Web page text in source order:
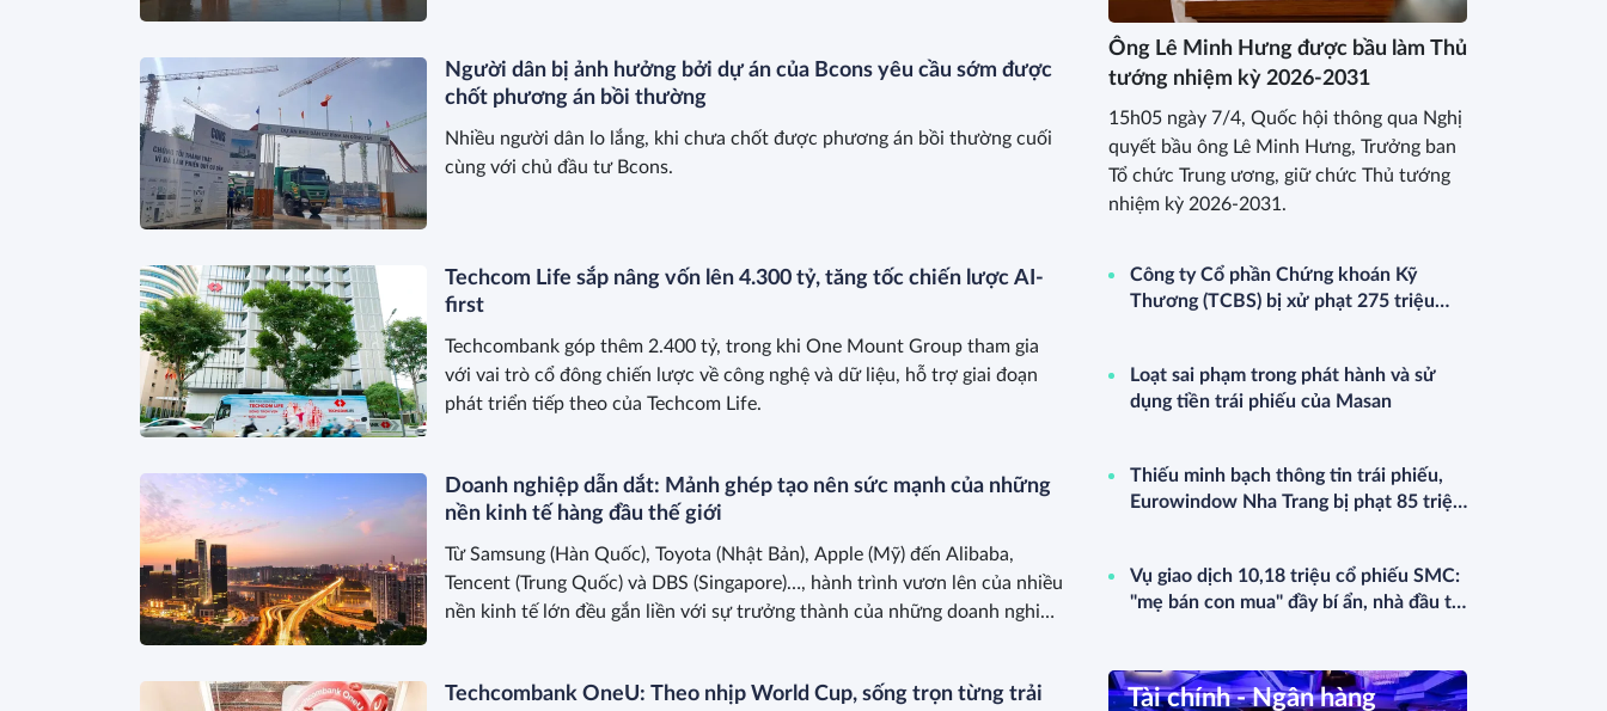
Người dân bị ảnh hưởng bởi dự án của Bcons yêu cầu sớm được
chốt phương án bồi thường
Nhiều người dân lo lắng, khi chưa chốt được phương án bồi thường cuối
cùng với chủ đầu tư Bcons.
Techcom Life sắp nâng vốn lên 4.300 tỷ, tăng tốc chiến lược AI-
first
Techcombank góp thêm 2.400 tỷ, trong khi One Mount Group tham gia
với vai trò cổ đông chiến lược về công nghệ và dữ liệu, hỗ trợ giai đoạn
phát triển tiếp theo của Techcom Life.
Doanh nghiệp dẫn dắt: Mảnh ghép tạo nên sức mạnh của những
nền kinh tế hàng đầu thế giới
Từ Samsung (Hàn Quốc), Toyota (Nhật Bản), Apple (Mỹ) đến Alibaba,
Tencent (Trung Quốc) và DBS (Singapore)…, hành trình vươn lên của nhiều
nền kinh tế lớn đều gắn liền với sự trưởng thành của những doanh nghiệp
Techcombank OneU: Theo nhịp World Cup, sống trọn từng trải
Ông Lê Minh Hưng được bầu làm Thủ
tướng nhiệm kỳ 2026-2031
15h05 ngày 7/4, Quốc hội thông qua Nghị
quyết bầu ông Lê Minh Hưng, Trưởng ban
Tổ chức Trung ương, giữ chức Thủ tướng
nhiệm kỳ 2026-2031.
Công ty Cổ phần Chứng khoán Kỹ
Thương (TCBS) bị xử phạt 275 triệu
Loạt sai phạm trong phát hành và sử
dụng tiền trái phiếu của Masan
Thiếu minh bạch thông tin trái phiếu,
Eurowindow Nha Trang bị phạt 85 triệu
Vụ giao dịch 10,18 triệu cổ phiếu SMC:
"mẹ bán con mua" đầy bí ẩn, nhà đầu tư
Tài chính - Ngân hàng